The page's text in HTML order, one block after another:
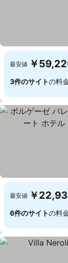
最安値 ￥
3件のサイトの料
最安値 ￥
6件のサイトの料